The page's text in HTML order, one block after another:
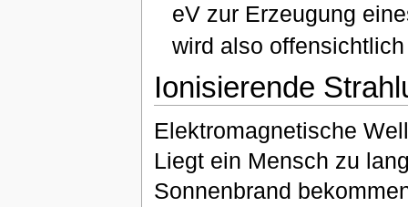
eV zur Erzeugung
wird also
Ionisierende
Elektromagnetische
Liegt ein Mensch zu
Sonnenbrand